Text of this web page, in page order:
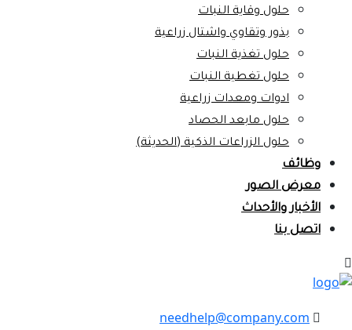
حلول وقاية النبات
بذور وتقاوي واشتال زراعية
حلول تغذية النبات
حلول تغطية النبات
ادوات ومعدات زراعية
حلول مابعد الحصاد
حلول الزراعات الذكية (الحديثة)
وظائف
معرض الصور
الأخبار والأحداث
اتصل بنا
needhelp@company.com